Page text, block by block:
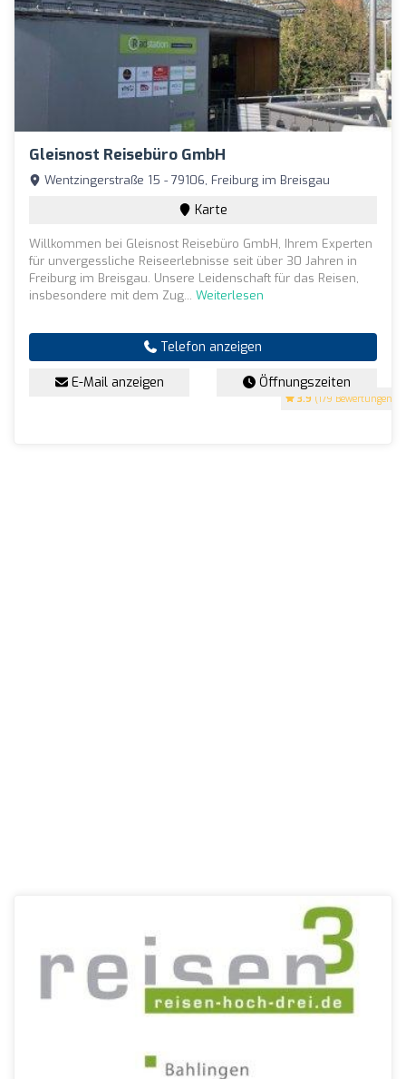
Gleisnost Reisebüro GmbH
3.9 (179 Bewertungen)
Wentzingerstraße 15 - 79106, Freiburg im Breisgau
Karte
Willkommen bei Gleisnost Reisebüro GmbH, Ihrem Experten
für unvergessliche Reiseerlebnisse seit über 30 Jahren in
Freiburg im Breisgau. Unsere Leidenschaft für das Reisen,
insbesondere mit dem Zug... Weiterlesen
Telefon anzeigen
E-Mail anzeigen Öffnungszeiten